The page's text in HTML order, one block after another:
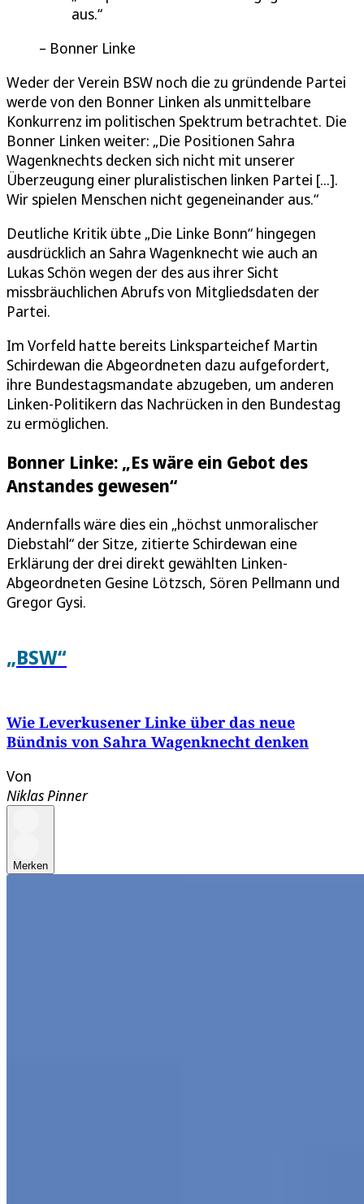
aus.
Bonner Linke
Weder der Verein BSW noch die zu gründende Partei
werde von den Bonner Linken als unmittelbare
Konkurrenz im politischen Spektrum betrachtet. Die
Bonner Linken weiter: „Die Positionen Sahra
Wagenknechts decken sich nicht mit unserer
Überzeugung einer pluralistischen linken Partei [...].
Wir spielen Menschen nicht gegeneinander aus.“
Deutliche Kritik übte „Die Linke Bonn“ hingegen
ausdrücklich an Sahra Wagenknecht wie auch an
Lukas Schön wegen der des aus ihrer Sicht
missbräuchlichen Abrufs von Mitgliedsdaten der
Partei.
Im Vorfeld hatte bereits Linksparteichef Martin
Schirdewan die Abgeordneten dazu aufgefordert,
ihre Bundestagsmandate abzugeben, um anderen
Linken-Politikern das Nachrücken in den Bundestag
zu ermöglichen.
Bonner Linke: „Es wäre ein Gebot des
Anstandes gewesen“
Andernfalls wäre dies ein „höchst unmoralischer
Diebstahl“ der Sitze, zitierte Schirdewan eine
Erklärung der drei direkt gewählten Linken-
Abgeordneten Gesine Lötzsch, Sören Pellmann und
Gregor Gysi.
„BSW“
Wie Leverkusener Linke über das neue
Bündnis von Sahra Wagenknecht denken
Von
Niklas Pinner
Merken